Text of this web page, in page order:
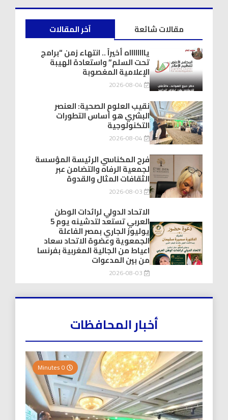
آخر المقالات
مقالات شائعة
يااااااااه أخيراً .. انتهاء زمن “برامج
تحت السلم” واستعادة الهيبة
الإعلامية المغصوبة
2026-08-04
نقيب العلوم الصحية: العنصر
البشري هو أساس التطورات
التكنولوجية
2026-08-04
فرح المكناسي الرئيسة المؤسسة
لجمعية الرفاه والتضامن عبر
الثقافات المثال والقدوة
2026-08-03
الاتحاد الدولي لرائدات الوطن
العربي تستعد لتدشينه يوم 5
يوليوز الجاري بمصر الفاعلة
الجمعوية وعضوة الاتحاد سعاد
اعياط من الجالية المغربية بفرنسا
من بين المدعوات
2026-08-03
أخبار المحافظات